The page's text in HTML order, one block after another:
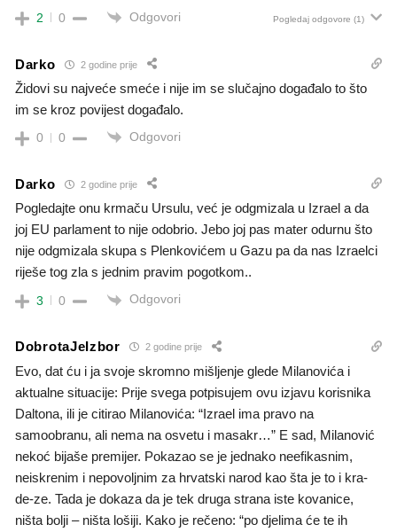
2 0 Odgovori Pogledaj odgovore (1)
Darko 2 godine prije
Židovi su najveće smeće i nije im se slučajno događalo to što
im se kroz povijest događalo.
0 0 Odgovori
Darko 2 godine prije
Pogledajte onu krmaču Ursulu, već je odgmizala u Izrael a da
joj EU parlament to nije odobrio. Jebo joj pas mater odurnu što
nije odgmizala skupa s Plenkovićem u Gazu pa da nas Izraelci
riješe tog zla s jednim pravim pogotkom..
3 0 Odgovori
DobrotaJeIzbor 2 godine prije
Evo, dat ću i ja svoje skromno mišljenje glede Milanovića i
aktualne situacije: Prije svega potpisujem ovu izjavu korisnika
Daltona, ili je citirao Milanovića: “Izrael ima pravo na
samoobranu, ali nema na osvetu i masakr…” E sad, Milanović
nekoć bijaše premijer. Pokazao se je jednako neefikasnim,
neiskrenim i nepovoljnim za hrvatski narod kao šta je to i kra-
de-ze. Tada je dokaza da je tek druga strana iste kovanice,
ništa bolji – ništa lošiji. Kako je rečeno: “po djelima će te ih